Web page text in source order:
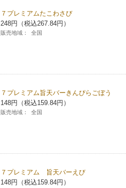
７プレミアムたこわさび
248円（税込267.84円）
販売地域： 全国
７プレミアム旨天バーきんぴらごぼう
148円（税込159.84円）
販売地域： 全国
７プレミアム 旨天バーえび
148円（税込159.84円）